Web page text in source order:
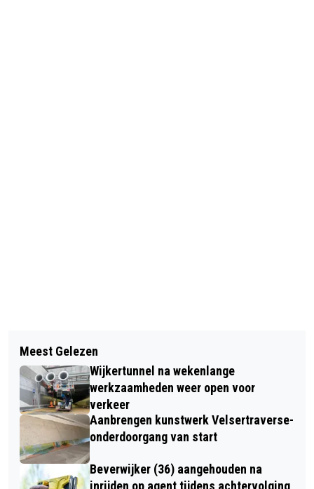
MAGISCH DAGJE OP BEVERWIJKSE
BAZAAR MET ROB EN EMIEL
ALLE EENDJES ‘ZWOMMEN’ IN HET
WATER
Meest Gelezen
Wijkertunnel na wekenlange
werkzaamheden weer open voor
verkeer
Aanbrengen kunstwerk Velsertraverse-
onderdoorgang van start
Beverwijker (36) aangehouden na
inrijden op agent tijdens achtervolging